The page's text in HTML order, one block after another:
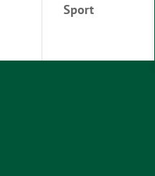
Sport